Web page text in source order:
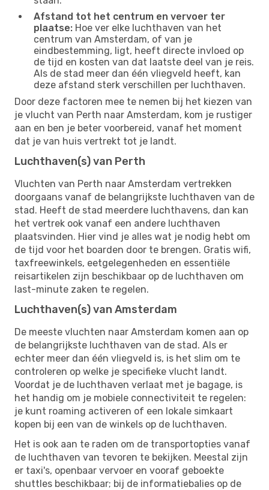
Afstand tot het centrum en vervoer ter
plaatse: Hoe ver elke luchthaven van het
centrum van Amsterdam, of van je
eindbestemming, ligt, heeft directe invloed op
de tijd en kosten van dat laatste deel van je reis.
Als de stad meer dan één vliegveld heeft, kan
deze afstand sterk verschillen per luchthaven.
Door deze factoren mee te nemen bij het kiezen van
je vlucht van Perth naar Amsterdam, kom je rustiger
aan en ben je beter voorbereid, vanaf het moment
dat je van huis vertrekt tot je landt.
Luchthaven(s) van Perth
Vluchten van Perth naar Amsterdam vertrekken
doorgaans vanaf de belangrijkste luchthaven van de
stad. Heeft de stad meerdere luchthavens, dan kan
het vertrek ook vanaf een andere luchthaven
plaatsvinden. Hier vind je alles wat je nodig hebt om
de tijd voor het boarden door te brengen. Gratis wifi,
taxfreewinkels, eetgelegenheden en essentiële
reisartikelen zijn beschikbaar op de luchthaven om
last-minute zaken te regelen.
Luchthaven(s) van Amsterdam
De meeste vluchten naar Amsterdam komen aan op
de belangrijkste luchthaven van de stad. Als er
echter meer dan één vliegveld is, is het slim om te
controleren op welke je specifieke vlucht landt.
Voordat je de luchthaven verlaat met je bagage, is
het handig om je mobiele connectiviteit te regelen:
je kunt roaming activeren of een lokale simkaart
kopen bij een van de winkels op de luchthaven.
Het is ook aan te raden om de transportopties vanaf
de luchthaven van tevoren te bekijken. Meestal zijn
er taxi's, openbaar vervoer en vooraf geboekte
shuttles beschikbaar; bij de informatiebalies op de